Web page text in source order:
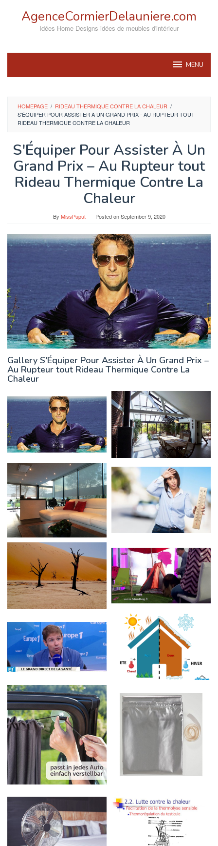
AgenceCormierDelauniere.com
Idées Home Designs idées de meubles d'intérieur
MENU
HOMEPAGE / RIDEAU THERMIQUE CONTRE LA CHALEUR /
S'ÉQUIPER POUR ASSISTER À UN GRAND PRIX - AU RUPTEUR TOUT
RIDEAU THERMIQUE CONTRE LA CHALEUR
S'Équiper Pour Assister À Un
Grand Prix – Au Rupteur tout
Rideau Thermique Contre La
Chaleur
By MissPuput Posted onSeptember 9, 2020
Gallery S'Équiper Pour Assister À Un Grand Prix –
Au Rupteur tout Rideau Thermique Contre La
Chaleur